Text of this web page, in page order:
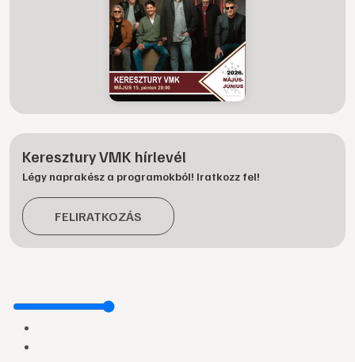
Keresztury VMK hírlevél
Légy naprakész a programokból! Iratkozz fel!
FELIRATKOZÁS